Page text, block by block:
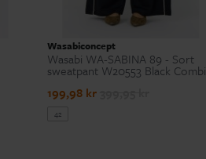
Wasabiconcept
Wasabi WA-SABINA 89 - Sort
sweatpant W20553 Black Combi
199,98 kr
42